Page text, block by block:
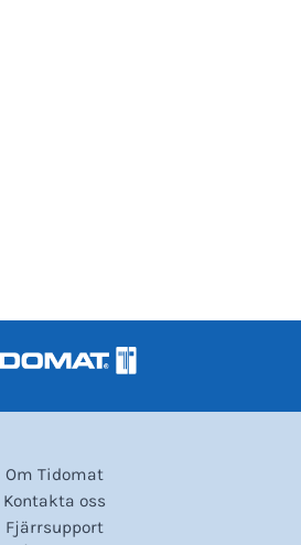
Om Tidomat
Kontakta oss
Fjärrsupport